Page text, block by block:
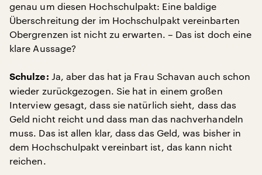
genau um diesen Hochschulpakt: Eine baldige
Überschreitung der im Hochschulpakt vereinbarten
Obergrenzen ist nicht zu erwarten. – Das ist doch eine
klare Aussage?
Schulze: Ja, aber das hat ja Frau Schavan auch schon
wieder zurückgezogen. Sie hat in einem großen
Interview gesagt, dass sie natürlich sieht, dass das
Geld nicht reicht und dass man das nachverhandeln
muss. Das ist allen klar, dass das Geld, was bisher in
dem Hochschulpakt vereinbart ist, das kann nicht
reichen.